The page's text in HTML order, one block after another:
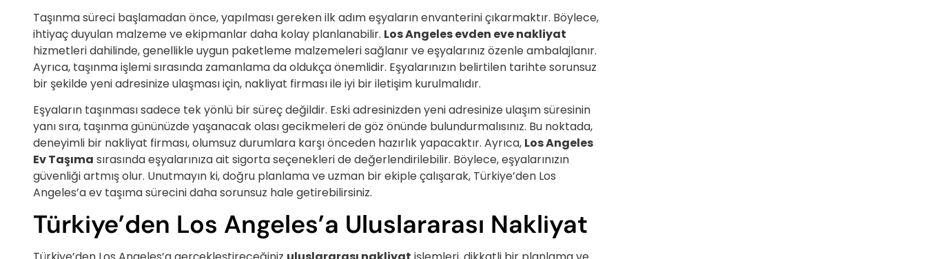
Taşınma süreci başlamadan önce, yapılması gereken ilk adım eşyaların envanterini çıkarmaktır. Böylece,
ihtiyaç duyulan malzeme ve ekipmanlar daha kolay planlanabilir. Los Angeles evden eve nakliyat
hizmetleri dahilinde, genellikle uygun paketleme malzemeleri sağlanır ve eşyalarınız özenle ambalajlanır.
Ayrıca, taşınma işlemi sırasında zamanlama da oldukça önemlidir. Eşyalarınızın belirtilen tarihte sorunsuz
bir şekilde yeni adresinize ulaşması için, nakliyat firması ile iyi bir iletişim kurulmalıdır.
Eşyaların taşınması sadece tek yönlü bir süreç değildir. Eski adresinizden yeni adresinize ulaşım süresinin
yanı sıra, taşınma gününüzde yaşanacak olası gecikmeleri de göz önünde bulundurmalısınız. Bu noktada,
deneyimli bir nakliyat firması, olumsuz durumlara karşı önceden hazırlık yapacaktır. Ayrıca, Los Angeles
Ev Taşıma sırasında eşyalarınıza ait sigorta seçenekleri de değerlendirilebilir. Böylece, eşyalarınızın
güvenliği artmış olur. Unutmayın ki, doğru planlama ve uzman bir ekiple çalışarak, Türkiye’den Los
Angeles’a ev taşıma sürecini daha sorunsuz hale getirebilirsiniz.
Türkiye’den Los Angeles’a Uluslararası Nakliyat